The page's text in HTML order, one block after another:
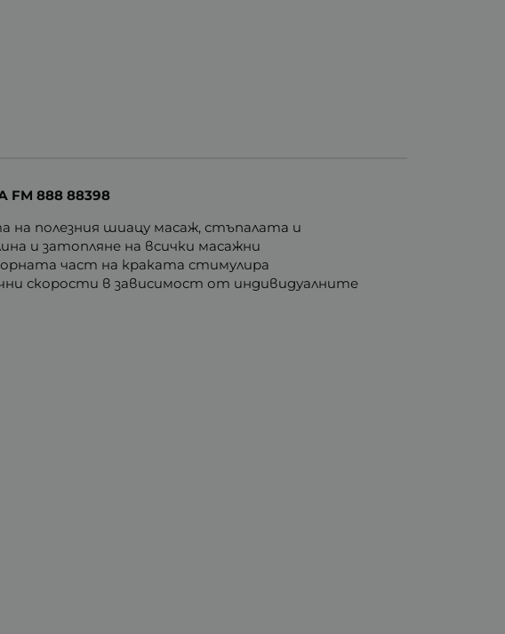
888 88398
на полезния шиацу масаж, стъпалата и
и затопляне на всички масажни
част на краката стимулира
скорости в зависимост от индивидуалните